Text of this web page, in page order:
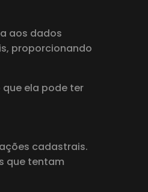
aos dados
proporcionando
ela pode ter
cadastrais.
que tentam